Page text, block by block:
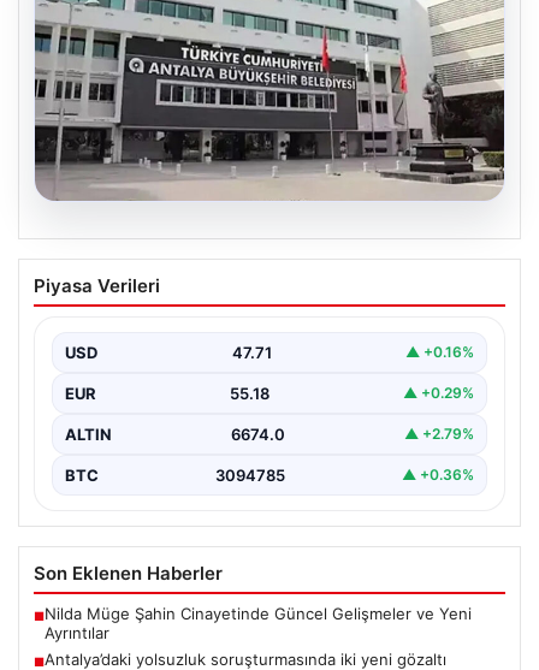
Antalya’daki yolsuzluk soruşturmasında
iki yeni gözaltı
Gözaltı İşlemi”, “content”: “ Antalya Büyükşehir
Belediyesi’ne…
Piyasa Verileri
USD 47.71 ▲ +0.16%
EUR 55.18 ▲ +0.29%
ALTIN 6674.0 ▲ +2.79%
BTC 3094785 ▲ +0.36%
Son Eklenen Haberler
■Nilda Müge Şahin Cinayetinde Güncel Gelişmeler ve Yeni
Ayrıntılar
■Antalya’daki yolsuzluk soruşturmasında iki yeni gözaltı